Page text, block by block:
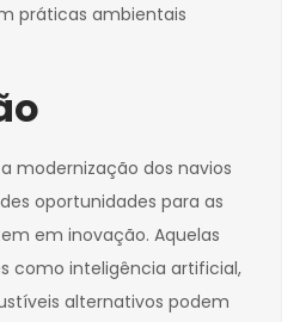
práticas ambientais
modernização dos navios
oportunidades para as
em inovação. Aquelas
como inteligência artificial,
alternativos podem